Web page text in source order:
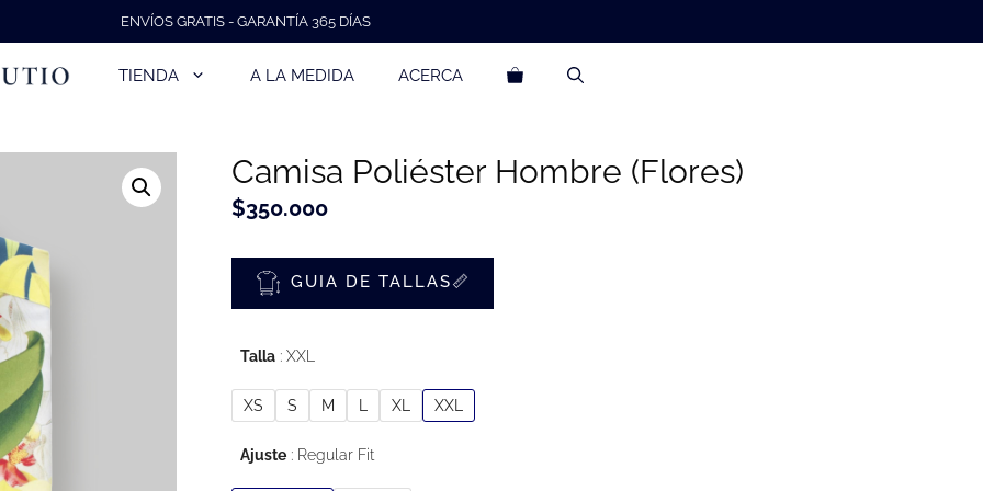
ENVÍOS GRATIS - GARANTÍA 365 DÍAS
TIENDA A LA MEDIDA ACERCA
Camisa Poliéster Hombre (Flores)
$350.000
GUIA DE TALLAS📏
Talla XXL
XS S M XL XXL
Ajuste Regular Fit